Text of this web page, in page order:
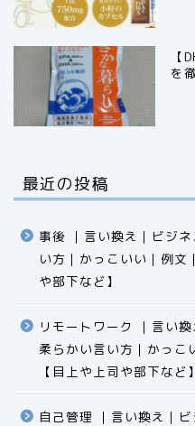
【
を
最近の投稿
事後 ｜言い換え｜ビジ
い方｜かっこいい｜例文
や部下など】​​​​​​​​​​​​​​​​
リモートワーク ｜言い
柔らかい言い方｜かっこ
【目上や上司や部下など】​​​​​​​​​​​​​​​​
自己管理 ｜言い換え｜